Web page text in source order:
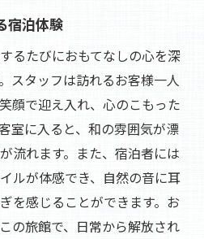
宿泊体験
るたびにおもてなしの心を深
スタッフは訪れるお客様一人
顔で迎え入れ、心のこもった
室に入ると、和の雰囲気が漂
流れます。また、宿泊者には
ルが体感でき、自然の音に耳
を感じることができます。お
の旅館で、日常から解放され